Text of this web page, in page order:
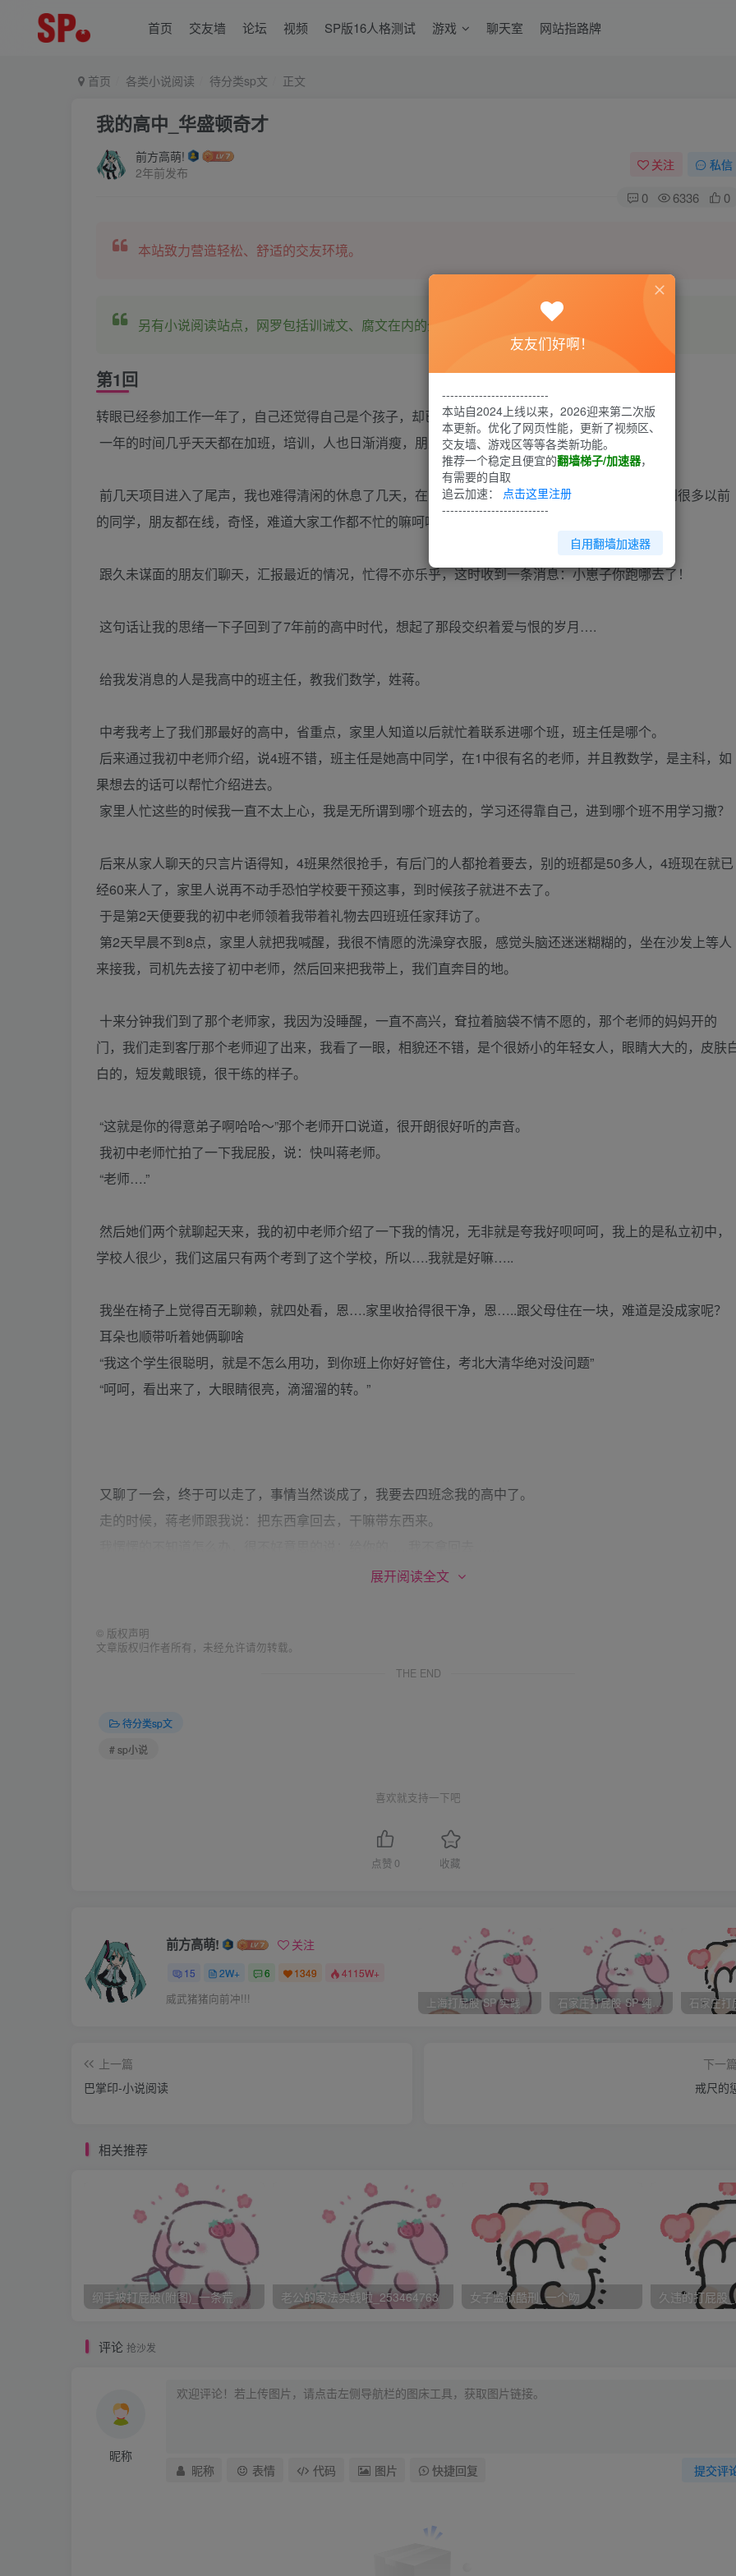
首页 交友墙 论坛 视频 SP版16人格测试 游戏 聊天室 网站指路牌
首页 各类小说阅读 待分类sp文 正文
我的高中_华盛顿奇才
前方高萌!
2年前发布
关注 私信
0 6336 0
本站致力营造轻松、舒适的交友环境。
另有小说阅读站点，网罗包括训诫文、腐文在内的全网书源。
第1回
转眼已经参加工作一年了，自己还觉得自己是个孩子，却已经被公司新来的毕业生称作前辈了。
一年的时间几乎天天都在加班，培训，人也日渐消瘦，朋友们更是疏于联络。
前几天项目进入了尾声，我也难得清闲的休息了几天，在家闲来无事打开了N久未开过的MSN，看到很多以前
的同学，朋友都在线，奇怪，难道大家工作都不忙的嘛呵呵。
跟久未谋面的朋友们聊天，汇报最近的情况，忙得不亦乐乎，这时收到一条消息：小崽子你跑哪去了！
这句话让我的思绪一下子回到了7年前的高中时代，想起了那段交织着爱与恨的岁月….
给我发消息的人是我高中的班主任，教我们数学，姓蒋。
中考我考上了我们那最好的高中，省重点，家里人知道以后就忙着联系进哪个班，班主任是哪个。
后来通过我初中老师介绍，说4班不错，班主任是她高中同学，在1中很有名的老师，并且教数学，是主科，如
果想去的话可以帮忙介绍进去。
家里人忙这些的时候我一直不太上心，我是无所谓到哪个班去的，学习还得靠自己，进到哪个班不用学习撒？
后来从家人聊天的只言片语得知，4班果然很抢手，有后门的人都抢着要去，别的班都是50多人，4班现在就已
经60来人了，家里人说再不动手恐怕学校要干预这事，到时候孩子就进不去了。
于是第2天便要我的初中老师领着我带着礼物去四班班任家拜访了。
第2天早晨不到8点，家里人就把我喊醒，我很不情愿的洗澡穿衣服，感觉头脑还迷迷糊糊的，坐在沙发上等人
来接我，司机先去接了初中老师，然后回来把我带上，我们直奔目的地。
十来分钟我们到了那个老师家，我因为没睡醒，一直不高兴，耷拉着脑袋不情不愿的，那个老师的妈妈开的
门，我们走到客厅那个老师迎了出来，我看了一眼，相貌还不错，是个很娇小的年轻女人，眼睛大大的，皮肤
白的，短发戴眼镜，很干练的样子。
“这就是你的得意弟子啊哈哈～”那个老师开口说道，很开朗很好听的声音。
我初中老师忙拍了一下我屁股，说：快叫蒋老师。
“老师….”
然后她们两个就聊起天来，我的初中老师介绍了一下我的情况，无非就是夸我好呗呵呵，我上的是私立初中，
学校人很少，我们这届只有两个考到了这个学校，所以….我就是好嘛…..
我坐在椅子上觉得百无聊赖，就四处看，恩….家里收拾得很干净，恩…..跟父母住在一块，难道是没成家呢？
耳朵也顺带听着她俩聊啥
“我这个学生很聪明，就是不怎么用功，到你班上你好好管住，考北大清华绝对没问题”
“呵呵，看出来了，大眼睛很亮，滴溜溜的转。”
又聊了一会，终于可以走了，事情当然谈成了，我要去四班念我的高中了。
走的时候，蒋老师跟我说：把东西拿回去，干嘛带东西来。
作者： 墜落‰天使 2008-5-4 16:56 回复此发言
3 回复：（F/F）我的高中 — 作者 怕痛
我一点都没有复习，心想摸底有什么用，过去都已经过去了，我们要展望未来嘛～
考试的时候，蒋老师似乎很关心我的状况，经常在我旁边转悠，考数学的时候还拿起我答完的卷子仔细的看了
没过几天成绩出来了，出人意料的我居然进了前十名，虽说我初中成绩不错，但是1中强手如林我压根没想过
能考进前20里头，更别说前10了… …
由于我平时低调的态度（就是吊儿郎当呵呵），很多科任老师都没注意过我，经过这次考试他们也都对我另眼
蒋老师没什么动静，反正我是没看出来她对我的成绩很欣喜的样子，不知道为什么心里竟有一丝丝的失落…..
高中的课程还是那么的乏味，几天新鲜劲过了以后我的**病就犯了，迟到，上课睡觉，偷偷看漫画书，我都是
蒋老师只是在上数学课的时候才来教室，都说新官上任三把火，可是却一直不见蒋老师有什么动静，没批评过
谁，也没请过谁家长，于是我断定，她也是个好欺负的老师，灭哈哈～～～～但是在数学课上我还是很老实的
规规矩矩的听课。
在走廊里，我靠墙站着，蒋老师站在我的对面，我偷偷瞄了一眼，看她皱着眉头，眼神很严厉。
“听课…..”我底气不足的说，我睡觉，看漫画她不会知道吧。
展开阅读全文
© 版权声明
文章版权归作者所有，未经允许请勿转载。
THE END
待分类sp文
# sp小说
喜欢就支持一下吧
点赞 0 收藏
前方高萌! 关注
15 2W+ 6 1349 4115W+
威武猪猪向前冲!!! 上海打屁股 SP 实践 石家庄打屁股 SP 纯实践
上一篇
巴掌印-小说阅读
下一
戒尺的
相关推荐
纲手被打屁股(附图)_一条荒 老公的家法实践啦_253464763 女子监狱酷刑_一个吻 久违的打屁股
评论 抢沙发
昵称
提交评
昵称 表情 代码 图片 快捷回复
友友们好啊！
--------------------------
本站自2024上线以来，2026迎来第二次版
本更新。优化了网页性能，更新了视频区、
交友墙、游戏区等等各类新功能。
推荐一个稳定且便宜的翻墙梯子/加速器，
有需要的自取
追云加速： 点击这里注册
--------------------------
自用翻墙加速器